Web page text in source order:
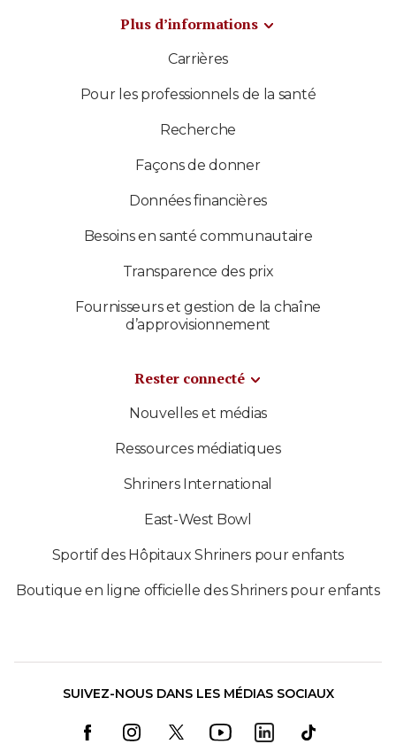
Plus d’informations
Carrières
Pour les professionnels de la santé
Recherche
Façons de donner
Données financières
Besoins en santé communautaire
Transparence des prix
Fournisseurs et gestion de la chaîne
d’approvisionnement
Rester connecté
Nouvelles et médias
Ressources médiatiques
Shriners International
East-West Bowl
Sportif des Hôpitaux Shriners pour enfants
Boutique en ligne officielle des Shriners pour enfants
SUIVEZ-NOUS DANS LES MÉDIAS SOCIAUX